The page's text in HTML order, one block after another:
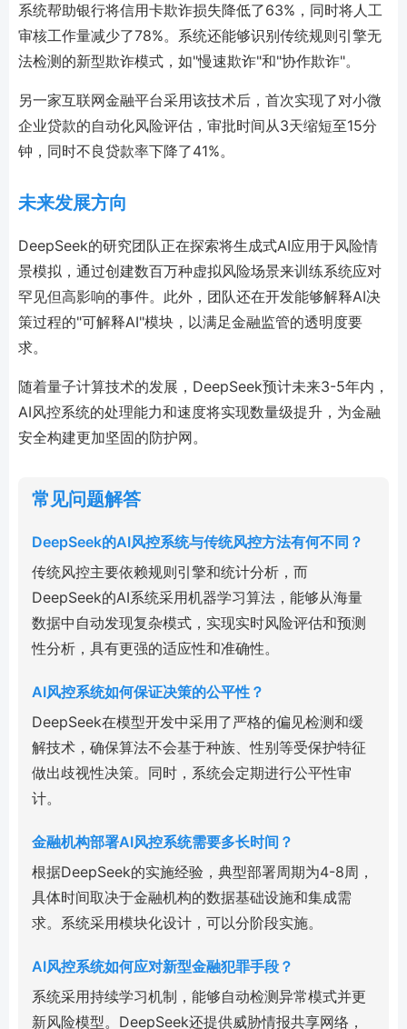
系统帮助银行将信用卡欺诈损失降低了63%，同时将人工
审核工作量减少了78%。系统还能够识别传统规则引擎无
法检测的新型欺诈模式，如"慢速欺诈"和"协作欺诈"。
另一家互联网金融平台采用该技术后，首次实现了对小微
企业贷款的自动化风险评估，审批时间从3天缩短至15分
钟，同时不良贷款率下降了41%。
未来发展方向
DeepSeek的研究团队正在探索将生成式AI应用于风险情
景模拟，通过创建数百万种虚拟风险场景来训练系统应对
罕见但高影响的事件。此外，团队还在开发能够解释AI决
策过程的"可解释AI"模块，以满足金融监管的透明度要
求。
随着量子计算技术的发展，DeepSeek预计未来3-5年内，
AI风控系统的处理能力和速度将实现数量级提升，为金融
安全构建更加坚固的防护网。
常见问题解答
DeepSeek的AI风控系统与传统风控方法有何不同？
传统风控主要依赖规则引擎和统计分析，而
DeepSeek的AI系统采用机器学习算法，能够从海量
数据中自动发现复杂模式，实现实时风险评估和预测
性分析，具有更强的适应性和准确性。
AI风控系统如何保证决策的公平性？
DeepSeek在模型开发中采用了严格的偏见检测和缓
解技术，确保算法不会基于种族、性别等受保护特征
做出歧视性决策。同时，系统会定期进行公平性审
计。
金融机构部署AI风控系统需要多长时间？
根据DeepSeek的实施经验，典型部署周期为4-8周，
具体时间取决于金融机构的数据基础设施和集成需
求。系统采用模块化设计，可以分阶段实施。
AI风控系统如何应对新型金融犯罪手段？
系统采用持续学习机制，能够自动检测异常模式并更
新风险模型。DeepSeek还提供威胁情报共享网络，